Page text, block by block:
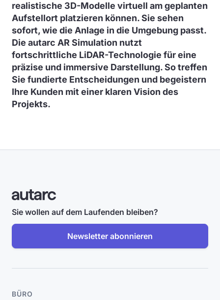
realistische 3D-Modelle virtuell am geplanten
Aufstellort platzieren können. Sie sehen
sofort, wie die Anlage in die Umgebung passt.
Die autarc AR Simulation nutzt
fortschrittliche LiDAR-Technologie für eine
präzise und immersive Darstellung. So treffen
Sie fundierte Entscheidungen und begeistern
Ihre Kunden mit einer klaren Vision des
Projekts.
Sie wollen auf dem Laufenden bleiben?
Newsletter abonnieren
BÜRO